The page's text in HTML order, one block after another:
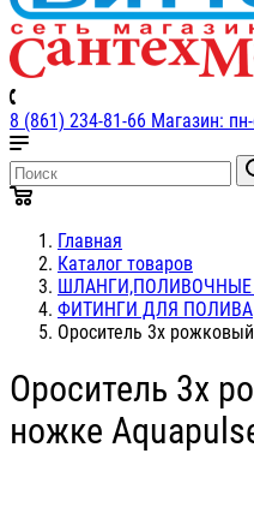
8 (861) 234-81-66 Магазин:
Главная
Каталог товаров
ФИТИНГИ ДЛЯ ПОЛИВА
Ороситель 3х
Ороситель 3х
ножке